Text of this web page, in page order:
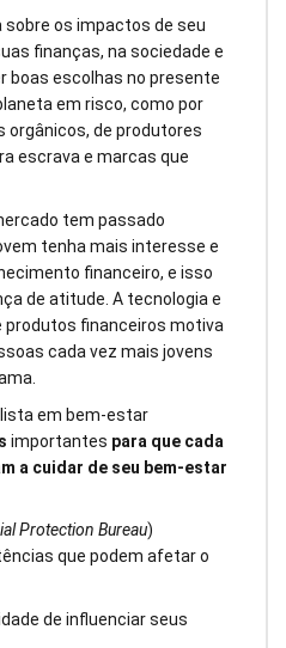
os impactos de seu
finanças, na sociedade e
boas escolhas no presente
em risco, como por
orgânicos, de produtores
escrava e marcas que
tem passado
tenha mais interesse e
financeiro, e isso
de atitude. A tecnologia e
produtos financeiros motiva
cada vez mais jovens
em bem-estar
importantes para que cada
a cuidar de seu bem-estar
Protection Bureau)
que podem afetar o
de influenciar seus